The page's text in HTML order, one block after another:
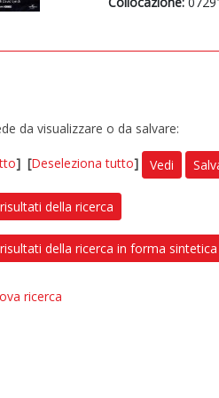
da visualizzare o da salvare:
] [Deseleziona tutto] Vedi
della ricerca
della ricerca in forma sintetica
ricerca